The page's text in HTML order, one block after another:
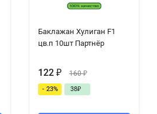
Баклажан Хулиган F1
цв.п 10шт Партнёр
122 ₽ 160₽
- 23% 38₽